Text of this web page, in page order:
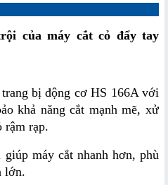
của máy cắt cỏ đẩy tay
bị động cơ HS 166A với
khả năng cắt mạnh mẽ, xử
rậm rạp.
máy cắt nhanh hơn, phù
lớn.